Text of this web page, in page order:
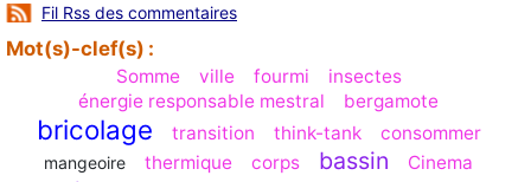
Fil Rss des commentaires
Mot(s)-clef(s) :
Somme ville fourmi
insectes
énergie responsable mestral
bergamote
bricolage transition think-tank consommer
mangeoire thermique corps bassin Cinema